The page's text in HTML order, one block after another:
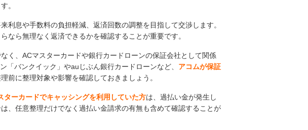
。
利息や手数料の負担軽減、返済回数の調整を目指して交渉します。
なら無理なく返済できるかを確認することが重要です。
く、ACマスターカードや銀行カードローンの保証会社として関係
「バンクイック」やauじぶん銀行カードローンなど、 アコムが保証
前に整理対象や影響を確認しておきましょう。
ーカードでキャッシングを利用していた方は、過払い金が発生し
、任意整理だけでなく過払い金請求の有無も含めて確認することが